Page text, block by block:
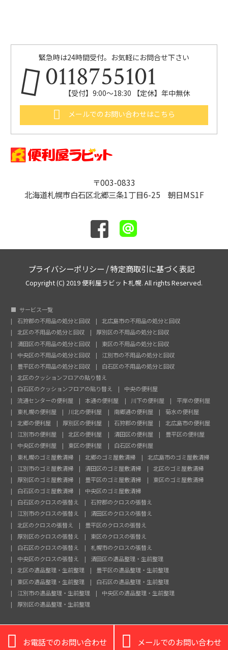
〒003-0833
北海道札幌市白石区北郷三条1丁目6-25 朝日MS1F
緊急時は24時間受付。お気軽にお問合せ下さい
0118755101
【受付】9:00～18:30 【定休】年中無休
メールでのお問い合わせはこちら
プライバシーポリシー /特定商取引に基づく表記
Copyright (C) 2019 便利屋ラビット札幌. All rights Reserved.
サービス一覧
石狩郡の不用品の処分と回収
北広島市の不用品の処分と回収
北区の不用品の処分と回収
厚別区の不用品の処分と回収
清田区の不用品の処分と回収
東区の不用品の処分と回収
中央区の不用品の処分と回収
江別市の不用品の処分と回収
豊平区の不用品の処分と回収
白石区の不用品の処分と回収
北区のクッションフロアの貼り替え
白石区のクッションフロアの貼り替え
中央の便利屋
流通センターの便利屋
本通の便利屋 川下の便利屋
平岸の便利屋
東札幌の便利屋
川北の便利屋 南郷通の便利屋
菊水の便利屋
北郷の便利屋
厚別区の便利屋 石狩郡の便利屋
北広島市の便利屋
江別市の便利屋
北区の便利屋 清田区の便利屋
豊平区の便利屋
中央区の便利屋
東区の便利屋
白石区の便利屋
東札幌のゴミ屋敷清掃
北郷のゴミ屋敷清掃
北広島市のゴミ屋敷清掃
江別市のゴミ屋敷清掃
清田区のゴミ屋敷清掃
北区のゴミ屋敷清掃
厚別区のゴミ屋敷清掃
豊平区のゴミ屋敷清掃
東区のゴミ屋敷清掃
白石区のゴミ屋敷清掃
中央区のゴミ屋敷清掃
白石区のクロスの張替え
石狩郡のクロスの張替え
江別市のクロスの張替え
清田区のクロスの張替え
北区のクロスの張替え
豊平区のクロスの張替え
厚別区のクロスの張替え
東区のクロスの張替え
白石区のクロスの張替え
札幌市のクロスの張替え
中央区のクロスの張替え
清田区の遺品整理・生前整理
北区の遺品整理・生前整理
豊平区の遺品整理・生前整理
東区の遺品整理・生前整理
白石区の遺品整理・生前整理
江別市の遺品整理・生前整理
中央区の遺品整理・生前整理
厚別区の遺品整理・生前整理
 お電話でのお問い合わせ  メールでのお問い合わせ